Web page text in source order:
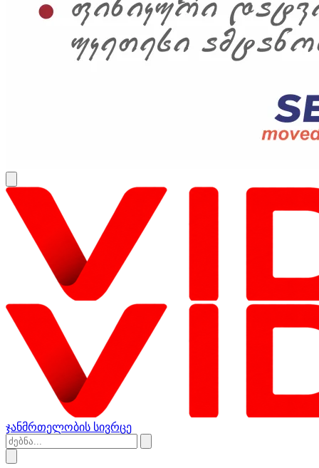
ჯანმრთელობის სივრცე